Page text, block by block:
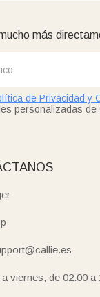
más
de Privacidad y
personalizadas de
viernes, de 02:00 a